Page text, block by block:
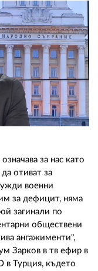
за нас като
отиват за
военни
за дефицит, няма
загинали по
обществени
ангажименти",
Зарков в тв ефир в
в Турция, където
ПОЛЗВАНЕ
ЗА БИСКВИТКИТЕ
ЗА
975 20 35